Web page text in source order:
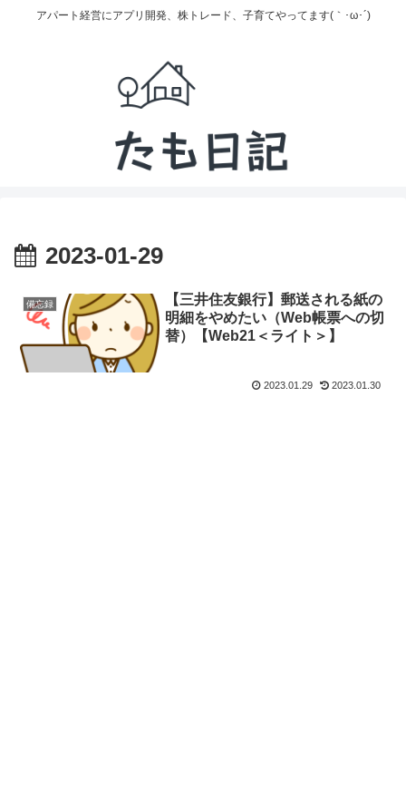
アパート経営にアプリ開発、株トレード、子育てやってます(｀･ω･´)
2023-01-29
備忘録
【三井住友銀行】郵送される紙の
明細をやめたい（Web帳票への切
替）【Web21＜ライト＞】
2023.01.29 2023.01.30